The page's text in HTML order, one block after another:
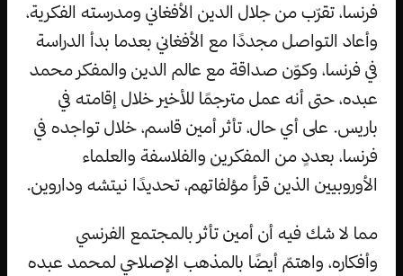
فرنسا، تقرّب من جلال الدين الأفغاني ومدرسته الفكرية،
وأعاد التواصل مجددًا مع الأفغاني بعدما بدأ الدراسة
في فرنسا، وكوّن صداقة مع عالم الدين والمفكر محمد
عبده، حتى أنه عمل مترجمًا للأخير خلال إقامته في
باريس. على أي حال، تأثر أمين قاسم، خلال تواجده في
فرنسا، بعددٍ من المفكرين والفلاسفة والعلماء
الأوروبيين الذين قرأ مؤلفاتهم، تحديدًا نيتشه وداروين.
مما لا شك فيه أن أمين تأثر بالمجتمع الفرنسي
وأفكاره، واهتمّ أيضًا بالمذهب الإصلاحي لمحمد عبده